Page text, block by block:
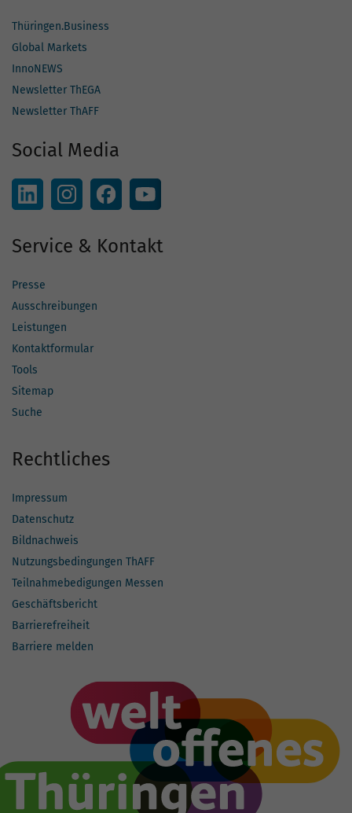
Thüringen.Business
Global Markets
InnoNEWS
Newsletter ThEGA
Newsletter ThAFF
Social Media
Service & Kontakt
Presse
Ausschreibungen
Leistungen
Kontaktformular
Tools
Sitemap
Suche
Rechtliches
Impressum
Datenschutz
Bildnachweis
Nutzungsbedingungen ThAFF
Teilnahmebedigungen Messen
Geschäftsbericht
Barrierefreiheit
Barriere melden